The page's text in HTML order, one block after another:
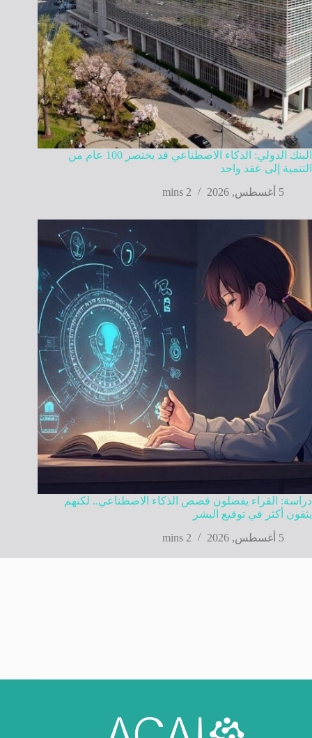
البنك الدولي: الذكاء الاصطناعي قد يختصر 100 عام من
التنمية إلى عقد واحد
5 أغسطس, 2026
2 mins
دراسة: القراء يفضلون قصص الذكاء الاصطناعي.. لكنهم
يثقون أكثر في توقيع البشر
5 أغسطس, 2026
2 mins